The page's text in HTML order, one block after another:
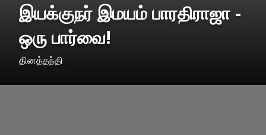
இயக்குநர் இமயம் பாரதிராஜா -
ஒரு பார்வை!
தினத்தந்தி